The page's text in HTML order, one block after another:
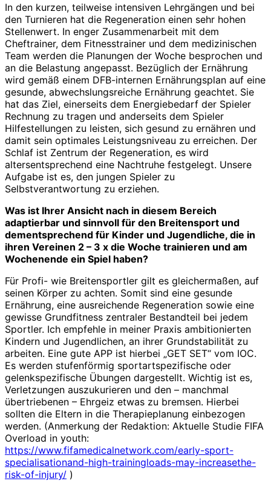
In den kurzen, teilweise intensiven Lehrgängen und bei
den Turnieren hat die Regeneration einen sehr hohen
Stellenwert. In enger Zusammenarbeit mit dem
Cheftrainer, dem Fitnesstrainer und dem medizinischen
Team werden die Planungen der Woche besprochen und
an die Belastung angepasst. Bezüglich der Ernährung
wird gemäß einem DFB-internen Ernährungsplan auf eine
gesunde, abwechslungsreiche Ernährung geachtet. Sie
hat das Ziel, einerseits dem Energiebedarf der Spieler
Rechnung zu tragen und anderseits dem Spieler
Hilfestellungen zu leisten, sich gesund zu ernähren und
damit sein optimales Leistungsniveau zu erreichen. Der
Schlaf ist Zentrum der Regeneration, es wird
altersentsprechend eine Nachtruhe festgelegt. Unsere
Aufgabe ist es, den jungen Spieler zu
Selbstverantwortung zu erziehen.
Was ist Ihrer Ansicht nach in diesem Bereich
adaptierbar und sinnvoll für den Breitensport und
dementsprechend für Kinder und Jugendliche, die in
ihren Vereinen 2 – 3 x die Woche trainieren und am
Wochenende ein Spiel haben?
Für Profi- wie Breitensportler gilt es gleichermaßen, auf
seinen Körper zu achten. Somit sind eine gesunde
Ernährung, eine ausreichende Regeneration sowie eine
gewisse Grundfitness zentraler Bestandteil bei jedem
Sportler. Ich empfehle in meiner Praxis ambitionierten
Kindern und Jugendlichen, an ihrer Grundstabilität zu
arbeiten. Eine gute APP ist hierbei „GET SET“ vom IOC.
Es werden stufenförmig sportartspezifische oder
gelenkspezifische Übungen dargestellt. Wichtig ist es,
Verletzungen auszukurieren und den – manchmal
übertriebenen – Ehrgeiz etwas zu bremsen. Hierbei
sollten die Eltern in die Therapieplanung einbezogen
werden. (Anmerkung der Redaktion: Aktuelle Studie FIFA
Overload in youth:
https://www.fifamedicalnetwork.com/early-sport-
specialisationand-high-trainingloads-may-increasethe-
risk-of-injury/ )